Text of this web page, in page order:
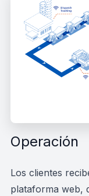
Operación
Los clientes
plataforma web,